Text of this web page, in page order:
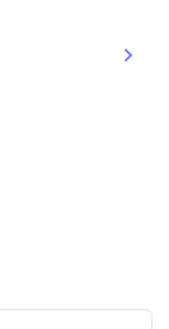
keyboard_arrow_right